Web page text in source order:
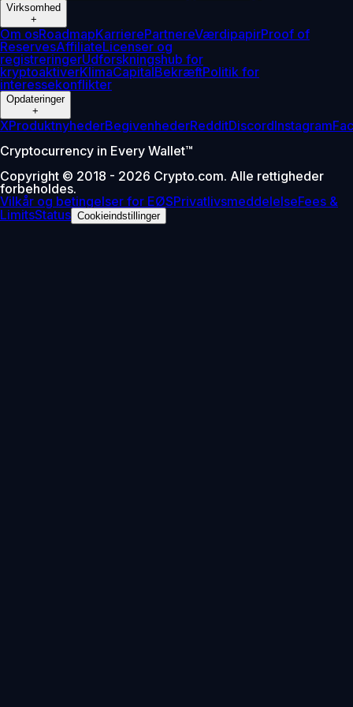
Virksomhed
+
Om osRoadmapKarrierePartnereVærdipapirProof of
ReservesAffiliateLicenser og
registreringerUdforskningshub for
kryptoaktiverKlimaCapitalBekræftPolitik for
interessekonflikter
Opdateringer
+
XProduktnyhederBegivenhederRedditDiscordInstagram
Cryptocurrency in Every Wallet™
Copyright © 2018 - 2026 Crypto.com. Alle rettigheder
forbeholdes.
Vilkår og betingelser for EØSPrivatlivsmeddelelseFees &
LimitsStatus Cookieindstillinger